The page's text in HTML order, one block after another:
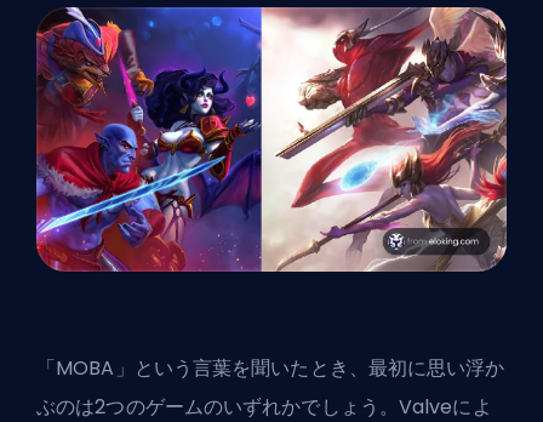
「MOBA 」という言葉を聞いたとき、最初に思い浮か
ぶのは2つのゲームのいずれかでしょう。 Valveによ